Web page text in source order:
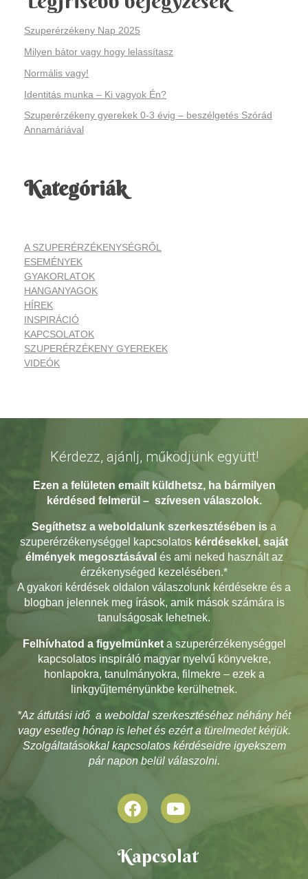
Szuperérzékeny Nap 2025
Milyen bátor vagy hogy lelassítasz
Normális vagy!
Identitás munka – Ki vagyok Én?
Szuperérzékeny gyerekek 0-3 évig – beszélgetés Szórád
Annamáriával
Kategóriák
A SZUPERÉRZÉKENYSÉGRŐL
ESEMÉNYEK
GYAKORLATOK
HANGANYAGOK
HÍREK
INSPIRÁCIÓ
KAPCSOLATOK
SZUPERÉRZÉKENY GYEREKEK
VIDEÓK
Kérdezz, ajánlj, működjünk együtt!
Ezen a felületen emailt küldhetsz, ha bármilyen
kérdésed felmerül – szívesen válaszolok.
Segíthetsz a weboldalunk szerkesztésében is a
szuperérzékenységgel kapcsolatos kérdésekkel, saját
élmények megosztásával és ami neked használt az
érzékenységed kezelésében.*
A gyakori kérdések oldalon válaszolunk kérdésekre és a
blogban jelennek meg írások, amik mások számára is
tanulságosak lehetnek.
Felhívhatod a figyelmünketa szuperérzékenységgel
kapcsolatos inspiráló magyar nyelvű könyvekre,
honlapokra, tanulmányokra, filmekre – ezek a
linkgyűjteményünkbe kerülhetnek.
*Az átfutási idő a weboldal szerkesztéséhez néhány hét
vagy esetleg hónap is lehet és ezért a türelmedet kérjük.
Szolgáltatásokkal kapcsolatos kérdéseidre igyekszem
pár napon belül válaszolni.
Kapcsolat